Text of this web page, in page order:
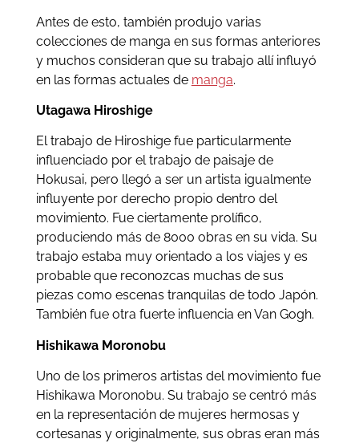
Antes de esto, también produjo varias
colecciones de manga en sus formas anteriores
y muchos consideran que su trabajo allí influyó
en las formas actuales de manga.
Utagawa Hiroshige
El trabajo de Hiroshige fue particularmente
influenciado por el trabajo de paisaje de
Hokusai, pero llegó a ser un artista igualmente
influyente por derecho propio dentro del
movimiento. Fue ciertamente prolífico,
produciendo más de 8000 obras en su vida. Su
trabajo estaba muy orientado a los viajes y es
probable que reconozcas muchas de sus
piezas como escenas tranquilas de todo Japón.
También fue otra fuerte influencia en Van Gogh.
Hishikawa Moronobu
Uno de los primeros artistas del movimiento fue
Hishikawa Moronobu. Su trabajo se centró más
en la representación de mujeres hermosas y
cortesanas y originalmente, sus obras eran más